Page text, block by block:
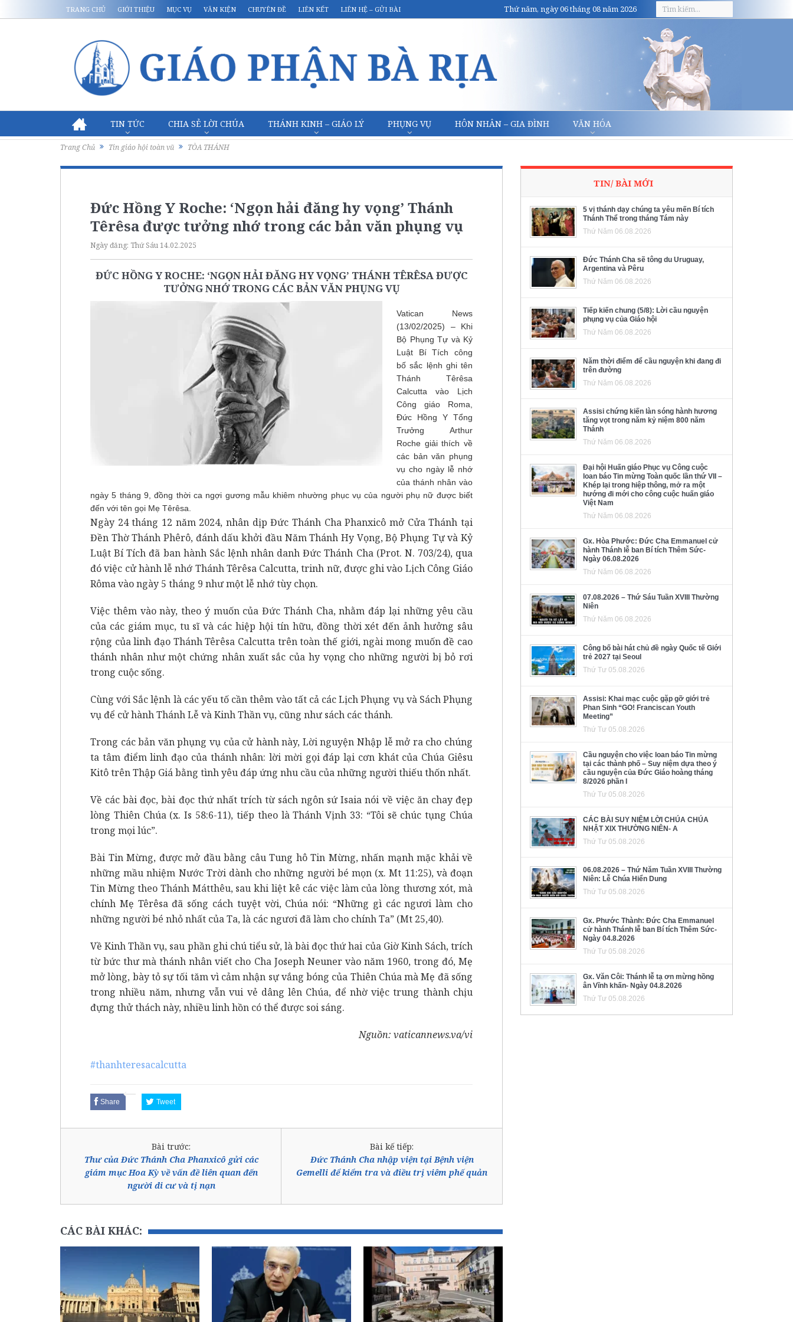
TRANG CHỦ GIỚI THIỆU MỤC VỤ VĂN KIỆN CHUYÊN ĐỀ LIÊN KẾT LIÊN HỆ – GỬI BÀI Thứ năm, ngày 06 tháng 08 năm 2026
TIN TỨC CHIA SẺ LỜI CHÚA THÁNH KINH – GIÁO LÝ PHỤNG VỤ HÔN NHÂN – GIA ĐÌNH VĂN HÓA
Trang Chủ Tin giáo hội toàn vũ TÒA THÁNH
Đức Hồng Y Roche: ‘Ngọn hải đăng hy vọng’ Thánh
Têrêsa được tưởng nhớ trong các bản văn phụng vụ
Ngày đăng: Thứ Sáu 14.02.2025
ĐỨC HỒNG Y ROCHE: ‘NGỌN HẢI ĐĂNG HY VỌNG’ THÁNH TÊRÊSA ĐƯỢC
TƯỞNG NHỚ TRONG CÁC BẢN VĂN PHỤNG VỤ
Vatican News
(13/02/2025) – Khi
Bộ Phụng Tự và Kỷ
Luật Bí Tích công
bố sắc lệnh ghi tên
Thánh Têrêsa
Calcutta vào Lịch
Công giáo Roma,
Đức Hồng Y Tổng
Trưởng Arthur
Roche giải thích về
các bản văn phụng
vụ cho ngày lễ nhớ
của thánh nhân vào
ngày 5 tháng 9, đồng thời ca ngợi gương mẫu khiêm nhường phục vụ của người phụ nữ được biết
đến với tên gọi Mẹ Têrêsa.
Ngày 24 tháng 12 năm 2024, nhân dịp Đức Thánh Cha Phanxicô mở Cửa Thánh tại
Đền Thờ Thánh Phêrô, đánh dấu khởi đầu Năm Thánh Hy Vọng, Bộ Phụng Tự và Kỷ
Luật Bí Tích đã ban hành Sắc lệnh nhân danh Đức Thánh Cha (Prot. N. 703/24), qua
đó việc cử hành lễ nhớ Thánh Têrêsa Calcutta, trinh nữ, được ghi vào Lịch Công Giáo
Rôma vào ngày 5 tháng 9 như một lễ nhớ tùy chọn.
Việc thêm vào này, theo ý muốn của Đức Thánh Cha, nhằm đáp lại những yêu cầu
của các giám mục, tu sĩ và các hiệp hội tín hữu, đồng thời xét đến ảnh hưởng sâu
rộng của linh đạo Thánh Têrêsa Calcutta trên toàn thế giới, ngài mong muốn đề cao
thánh nhân như một chứng nhân xuất sắc của hy vọng cho những người bị bỏ rơi
trong cuộc sống.
Cùng với Sắc lệnh là các yếu tố cần thêm vào tất cả các Lịch Phụng vụ và Sách Phụng
vụ để cử hành Thánh Lễ và Kinh Thần vụ, cũng như sách các thánh.
Trong các bản văn phụng vụ của cử hành này, Lời nguyện Nhập lễ mở ra cho chúng
ta tâm điểm linh đạo của thánh nhân: lời mời gọi đáp lại cơn khát của Chúa Giêsu
Kitô trên Thập Giá bằng tình yêu đáp ứng nhu cầu của những người thiếu thốn nhất.
Về các bài đọc, bài đọc thứ nhất trích từ sách ngôn sứ Isaia nói về việc ăn chay đẹp
lòng Thiên Chúa (x. Is 58:6-11), tiếp theo là Thánh Vịnh 33: “Tôi sẽ chúc tụng Chúa
trong mọi lúc”.
Bài Tin Mừng, được mở đầu bằng câu Tung hô Tin Mừng, nhấn mạnh mặc khải về
những mầu nhiệm Nước Trời dành cho những người bé mọn (x. Mt 11:25), và đoạn
Tin Mừng theo Thánh Mátthêu, sau khi liệt kê các việc làm của lòng thương xót, mà
chính Mẹ Têrêsa đã sống cách tuyệt vời, Chúa nói: “Những gì các ngươi làm cho
những người bé nhỏ nhất của Ta, là các ngươi đã làm cho chính Ta” (Mt 25,40).
Về Kinh Thần vụ, sau phần ghi chú tiểu sử, là bài đọc thứ hai của Giờ Kinh Sách, trích
từ bức thư mà thánh nhân viết cho Cha Joseph Neuner vào năm 1960, trong đó, Mẹ
mở lòng, bày tỏ sự tối tăm vì cảm nhận sự vắng bóng của Thiên Chúa mà Mẹ đã sống
trong nhiều năm, nhưng vẫn vui vẻ dâng lên Chúa, để nhờ việc trung thành chịu
đựng thử thách này, nhiều linh hồn có thể được soi sáng.
Nguồn: vaticannews.va/vi
#thanhteresacalcutta
Share Tweet
Bài trước:
Thư của Đức Thánh Cha Phanxicô gửi các
giám mục Hoa Kỳ về vấn đề liên quan đến
người di cư và tị nạn
Bài kế tiếp:
Đức Thánh Cha nhập viện tại Bệnh viện
Gemelli để kiểm tra và điều trị viêm phế quản
CÁC BÀI KHÁC:
TIN/ BÀI MỚI
5 vị thánh dạy chúng ta yêu mến Bí tích
Thánh Thể trong tháng Tám này
Thứ Năm 06.08.2026
Đức Thánh Cha sẽ tông du Uruguay,
Argentina và Pêru
Thứ Năm 06.08.2026
Tiếp kiến chung (5/8): Lời cầu nguyện
phụng vụ của Giáo hội
Thứ Năm 06.08.2026
Năm thời điểm để cầu nguyện khi đang đi
trên đường
Thứ Năm 06.08.2026
Assisi chứng kiến làn sóng hành hương
tăng vọt trong năm kỷ niệm 800 năm
Thánh
Thứ Năm 06.08.2026
Đại hội Huấn giáo Phục vụ Công cuộc
loan báo Tin mừng Toàn quốc lần thứ VII –
Khép lại trong hiệp thông, mở ra một
hướng đi mới cho công cuộc huấn giáo
Việt Nam
Thứ Năm 06.08.2026
Gx. Hòa Phước: Đức Cha Emmanuel cử
hành Thánh lễ ban Bí tích Thêm Sức-
Ngày 06.08.2026
Thứ Năm 06.08.2026
07.08.2026 – Thứ Sáu Tuần XVIII Thường
Niên
Thứ Năm 06.08.2026
Công bố bài hát chủ đề ngày Quốc tế Giới
trẻ 2027 tại Seoul
Thứ Tư 05.08.2026
Assisi: Khai mạc cuộc gặp gỡ giới trẻ
Phan Sinh “GO! Franciscan Youth
Meeting”
Thứ Tư 05.08.2026
Cầu nguyện cho việc loan báo Tin mừng
tại các thành phố – Suy niệm dựa theo ý
cầu nguyện của Đức Giáo hoàng tháng
8/2026 phần I
Thứ Tư 05.08.2026
CÁC BÀI SUY NIỆM LỜI CHÚA CHÚA
NHẬT XIX THƯỜNG NIÊN- A
Thứ Tư 05.08.2026
06.08.2026 – Thứ Năm Tuần XVIII Thường
Niên: Lễ Chúa Hiển Dung
Thứ Tư 05.08.2026
Gx. Phước Thành: Đức Cha Emmanuel
cử hành Thánh lễ ban Bí tích Thêm Sức-
Ngày 04.8.2026
Thứ Tư 05.08.2026
Gx. Văn Côi: Thánh lễ tạ ơn mừng hồng
ân Vĩnh khấn- Ngày 04.8.2026
Thứ Tư 05.08.2026